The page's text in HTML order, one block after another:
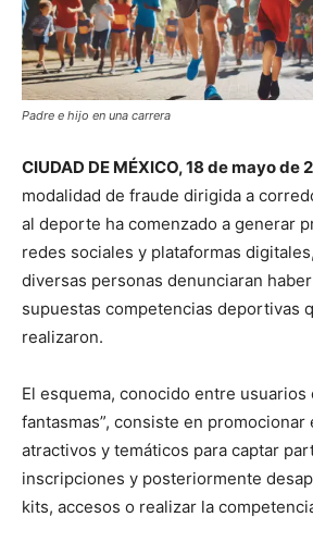
Padre e hijo en una carrera
CIUDAD DE MÉXICO, 18 de mayo de
modalidad de fraude dirigida a
al deporte ha comenzado a generar
redes sociales y plataformas
diversas personas denunciaran
supuestas competencias deportivas
realizaron.
El esquema, conocido entre usuarios
fantasmas”, consiste en
atractivos y temáticos para captar
inscripciones y posteriormente
kits, accesos o realizar la